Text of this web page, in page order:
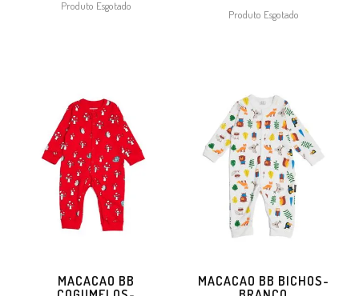
Produto Esgotado
Produto Esgotado
MACACAO BB
MACACAO BB BICHOS-